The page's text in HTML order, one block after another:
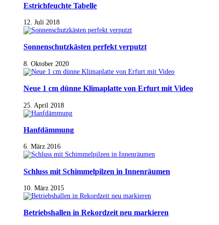
Estrichfeuchte Tabelle
12. Juli 2018
Sonnenschutzkästen perfekt verputzt
8. Oktober 2020
Neue 1 cm dünne Klimaplatte von Erfurt mit Video
25. April 2018
Hanfdämmung
6. März 2016
Schluss mit Schimmelpilzen in Innenräumen
10. März 2015
Betriebshallen in Rekordzeit neu markieren